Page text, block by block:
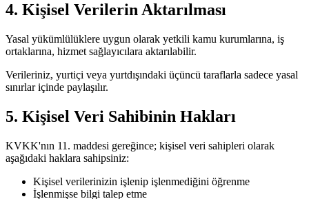
4. Kişisel Verilerin Aktarılması
Yasal yükümlülüklere uygun olarak yetkili kamu kurumlarına, iş
ortaklarına, hizmet sağlayıcılara aktarılabilir.
Verileriniz, yurtiçi veya yurtdışındaki üçüncü taraflarla sadece yasal
sınırlar içinde paylaşılır.
5. Kişisel Veri Sahibinin Hakları
KVKK'nın 11. maddesi gereğince; kişisel veri sahipleri olarak
aşağıdaki haklara sahipsiniz:
Kişisel verilerinizin işlenip işlenmediğini öğrenme
İşlenmişse bilgi talep etme